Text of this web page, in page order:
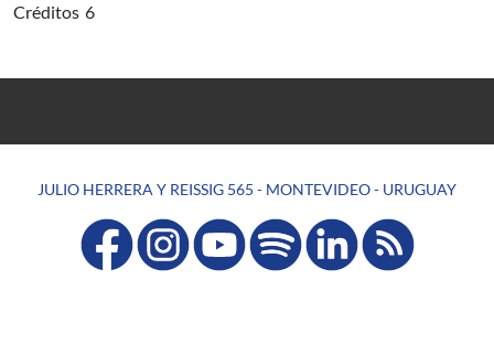
Créditos 6
JULIO HERRERA Y REISSIG 565 - MONTEVIDEO - URUGUAY